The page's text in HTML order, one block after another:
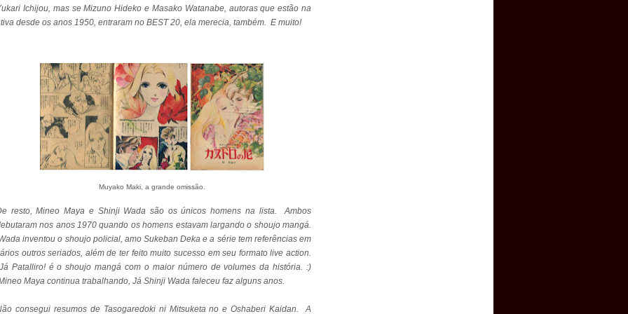
Ichijou, mas se Mizuno Hideko e Masako Watanabe, autoras que estão na
desde os anos 1950, entraram no BEST 20, ela merecia, também. E muito!
Muyako Maki, a grande omissão.
resto, Mineo Maya e Shinji Wada são os únicos homens na lista. Ambos
nos anos 1970 quando os homens estavam largando o shoujo mangá.
inventou o shoujo policial, amo Sukeban Deka e a série tem referências em
outros seriados, além de ter feito muito sucesso em seu formato live action.
Já Patalliro! é o shoujo mangá com o maior número de volumes da história. :)
Maya continua trabalhando, Já Shinji Wada faleceu faz alguns anos.
consegui resumos de Tasogaredoki ni Mitsuketa no e Oshaberi Kaidan. A